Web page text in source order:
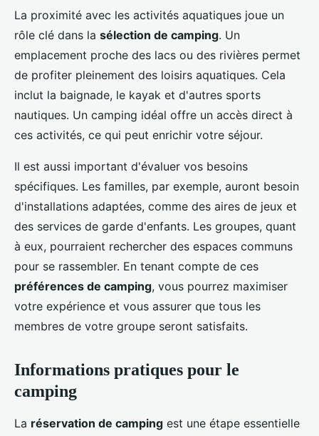
La proximité avec les activités aquatiques joue un
rôle clé dans la sélection de camping. Un
emplacement proche des lacs ou des rivières permet
de profiter pleinement des loisirs aquatiques. Cela
inclut la baignade, le kayak et d'autres sports
nautiques. Un camping idéal offre un accès direct à
ces activités, ce qui peut enrichir votre séjour.
Il est aussi important d'évaluer vos besoins
spécifiques. Les familles, par exemple, auront besoin
d'installations adaptées, comme des aires de jeux et
des services de garde d'enfants. Les groupes, quant
à eux, pourraient rechercher des espaces communs
pour se rassembler. En tenant compte de ces
préférences de camping, vous pourrez maximiser
votre expérience et vous assurer que tous les
membres de votre groupe seront satisfaits.
Informations pratiques pour le
camping
La réservation de camping est une étape essentielle